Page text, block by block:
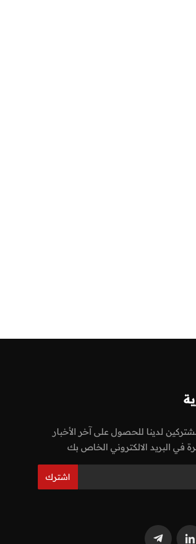
لدينا للحصول على آخر الأخبار
في البريد الالكتروني الخاص بك
اشترك